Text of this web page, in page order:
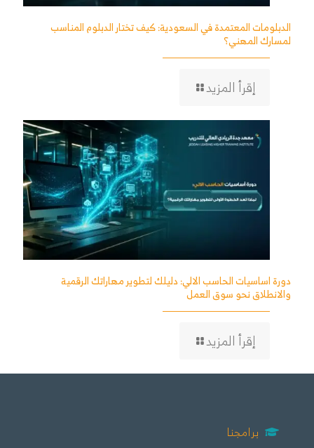
الدبلومات المعتمدة في السعودية: كيف تختار الدبلوم المناسب
لمسارك المهني؟
إقرأ المزيد
دورة اساسيات الحاسب الالي: دليلك لتطوير مهاراتك الرقمية
والانطلاق نحو سوق العمل
إقرأ المزيد
برامجنا